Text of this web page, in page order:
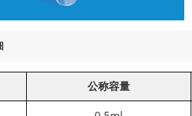
公称容量